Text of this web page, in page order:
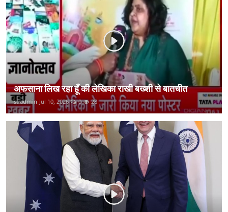
कानून
राजनीति
वीडियो
अफसाना लिख रहा हूँ की लेखिका राखी बख्शी से बातचीत
suadmin Jul 10, 2026 0 28